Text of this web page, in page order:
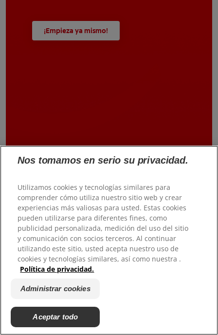
¡Empieza ya mismo!
Nos tomamos en serio su privacidad.
Utilizamos cookies y tecnologías similares para
comprender cómo utiliza nuestro sitio web y crear
experiencias más valiosas para usted. Estas cookies
pueden utilizarse para diferentes fines, como
publicidad personalizada, medición del uso del sitio
y comunicación con socios terceros. Al continuar
utilizando este sitio, usted acepta nuestro uso de
cookies y tecnologías similares, así como nuestra .
Política de privacidad.
Administrar cookies
Aceptar todo